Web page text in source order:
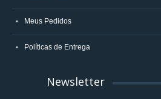
Meus Pedidos
Políticas de Entrega
Newsletter